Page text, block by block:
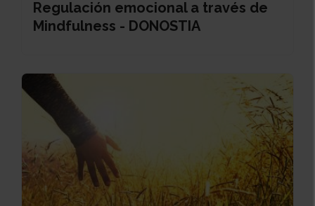
Regulación emocional a través de
Mindfulness - DONOSTIA